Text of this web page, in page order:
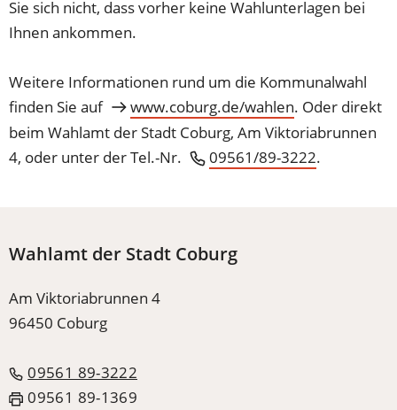
Sie sich nicht, dass vorher keine Wahlunterlagen bei
Ihnen ankommen.
Weitere Informationen rund um die Kommunalwahl
finden Sie auf
www.coburg.de/wahlen. Oder direkt
beim Wahlamt der Stadt Coburg, Am Viktoriabrunnen
4, oder unter der Tel.-Nr.
09561/89-3222.
Wahlamt der Stadt Coburg
Am Viktoriabrunnen 4
96450 Coburg
09561 89-3222
09561 89-1369